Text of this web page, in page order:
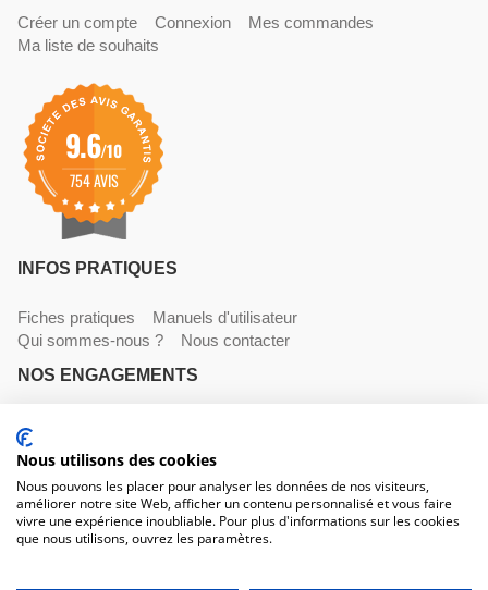
Créer un compte Connexion
Mes commandes
Ma liste de souhaits
9.6/10
754 AVIS
INFOS PRATIQUES
Fiches pratiques
Manuels d'utilisateur
Qui sommes-nous ?
Nous contacter
NOS ENGAGEMENTS
Livraisons
NOS COORDONNÉES
530 avenue du Roucagnier , 34400 Lunel-Viel
04 67 58 38 57
Nous utilisons des cookies
Nous pouvons les placer pour analyser les données de nos visiteurs,
améliorer notre site Web, afficher un contenu personnalisé et vous faire
vivre une expérience inoubliable. Pour plus d'informations sur les cookies
que nous utilisons, ouvrez les paramètres.